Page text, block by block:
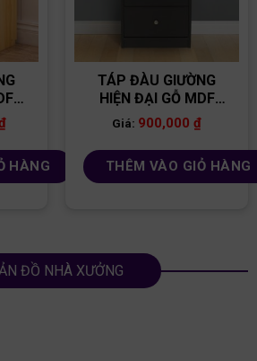
HÀNG
TÁP ĐÀU GIƯỜNG
HIỆN ĐẠI GỖ MDF
TĐG14
Giá: 900,000₫
THÊM VÀO GIỎ HÀNG
ĐỒ NHÀ XƯỞNG